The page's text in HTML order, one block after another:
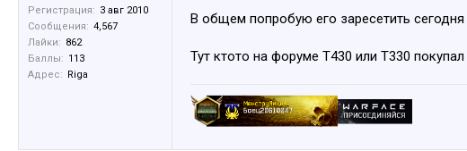
Регистрация: 3 авг 2010
Сообщения: 4,567
Лайки: 862
Баллы: 113
Адрес: Riga
В общем попробую его заресетить
Тут ктото на форуме T430 или Т330